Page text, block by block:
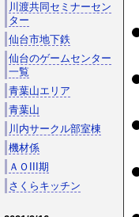
川渡共同セミナーセン
ター
仙台市地下鉄
仙台のゲームセンター
一覧
青葉山エリア
青葉山
川内サークル部室棟
機材係
ＡＯIII期
さくらキッチン